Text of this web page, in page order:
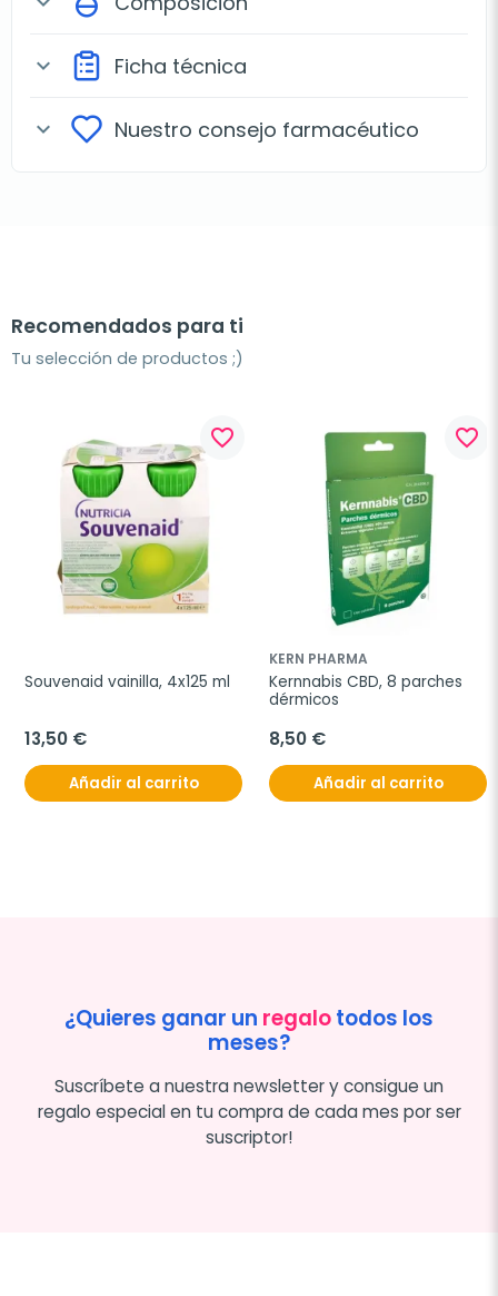
expand_more Ficha técnica
expand_more Nuestro consejo farmacéutico
Recomendados para ti
Tu selección de productos ;)
favorite_border
Souvenaid vainilla, 4x125 ml
13,50 €
Añadir al carrito
favorite_border
KERN PHARMA
Kernnabis CBD, 8 parches
dérmicos
8,50 €
Añadir al carrito
¿Quieres ganar un regalotodos los
meses?
Suscríbete a nuestra newsletter y consigue un
regalo especial en tu compra de cada mes por ser
suscriptor!